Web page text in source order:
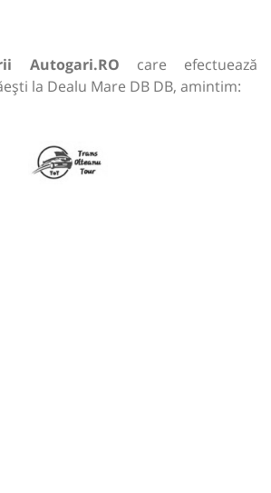
Autogari.RO care efectuează
la Dealu Mare DB DB, amintim: